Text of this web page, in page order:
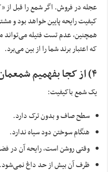
عجله در فروش. اگر شمع را قبل از
کیفیت رایحه پایین خواهد بود و
همچنین، عدم تست فتیله می‌تواند
که اعتبار برند شما را از بین می‌برد.
۴) از کجا بفهمیم شمعمان کیفیت خوبی دارد؟
یک شمع باکیفیت:
سطح صاف و بدون ترک دارد.
هنگام سوختن دود سیاه ندارد.
وقتی روشن است، رایحه آن در
ظرف آن بیش از حد داغ نمی‌شود.